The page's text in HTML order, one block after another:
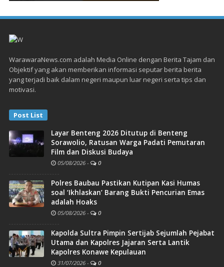
WarawaraNews.com adalah Media Online dengan Berita Tajam dan
Objektif yang akan memberikan informasi seputar berita berita
yang terjadi baik dalam negeri maupun luar negeri serta tips dan
motivasi.
Post List
Layar Benteng 2026 Ditutup di Benteng
Sorawolio, Ratusan Warga Padati Pemutaran
Film dan Diskusi Budaya
05/08/2026 - 0
Polres Baubau Pastikan Kutipan Kasi Humas
soal ‘Ikhlaskan’ Barang Bukti Pencurian Emas
adalah Hoaks
05/08/2026 - 0
Kapolda Sultra Pimpin Sertijab Sejumlah Pejabat
Utama dan Kapolres Jajaran Serta Lantik
Kapolres Konawe Kepulauan
31/07/2026 - 0